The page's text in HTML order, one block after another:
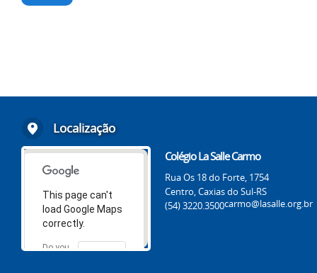
Localização
This page can't
load Google Maps
correctly.
Do you
OK
Colégio La Salle Carmo
Rua Os 18 do Forte, 1754
Centro, Caxias do Sul-RS
(54) 3220.3500carmo@lasalle.org.br